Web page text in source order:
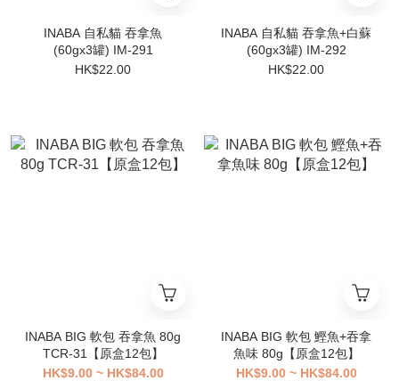
INABA 自私貓 吞拿魚
(60gx3罐) IM-291
HK$22.00
INABA 自私貓 吞拿魚+白蘇
(60gx3罐) IM-292
HK$22.00
INABA BIG 軟包 吞拿魚 80g
TCR-31【原盒12包】
HK$9.00 ~ HK$84.00
INABA BIG 軟包 鰹魚+吞拿
魚味 80g【原盒12包】
HK$9.00 ~ HK$84.00